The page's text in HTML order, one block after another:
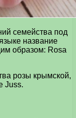
семейства под
название
образом: Rosa
розы крымской,
Juss.